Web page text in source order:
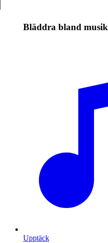
Bläddra bland musik
Upptäck